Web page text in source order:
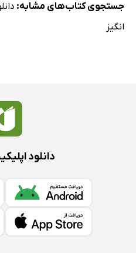
جستجوی کتاب‌های مشابه:
انگیز
دانلود